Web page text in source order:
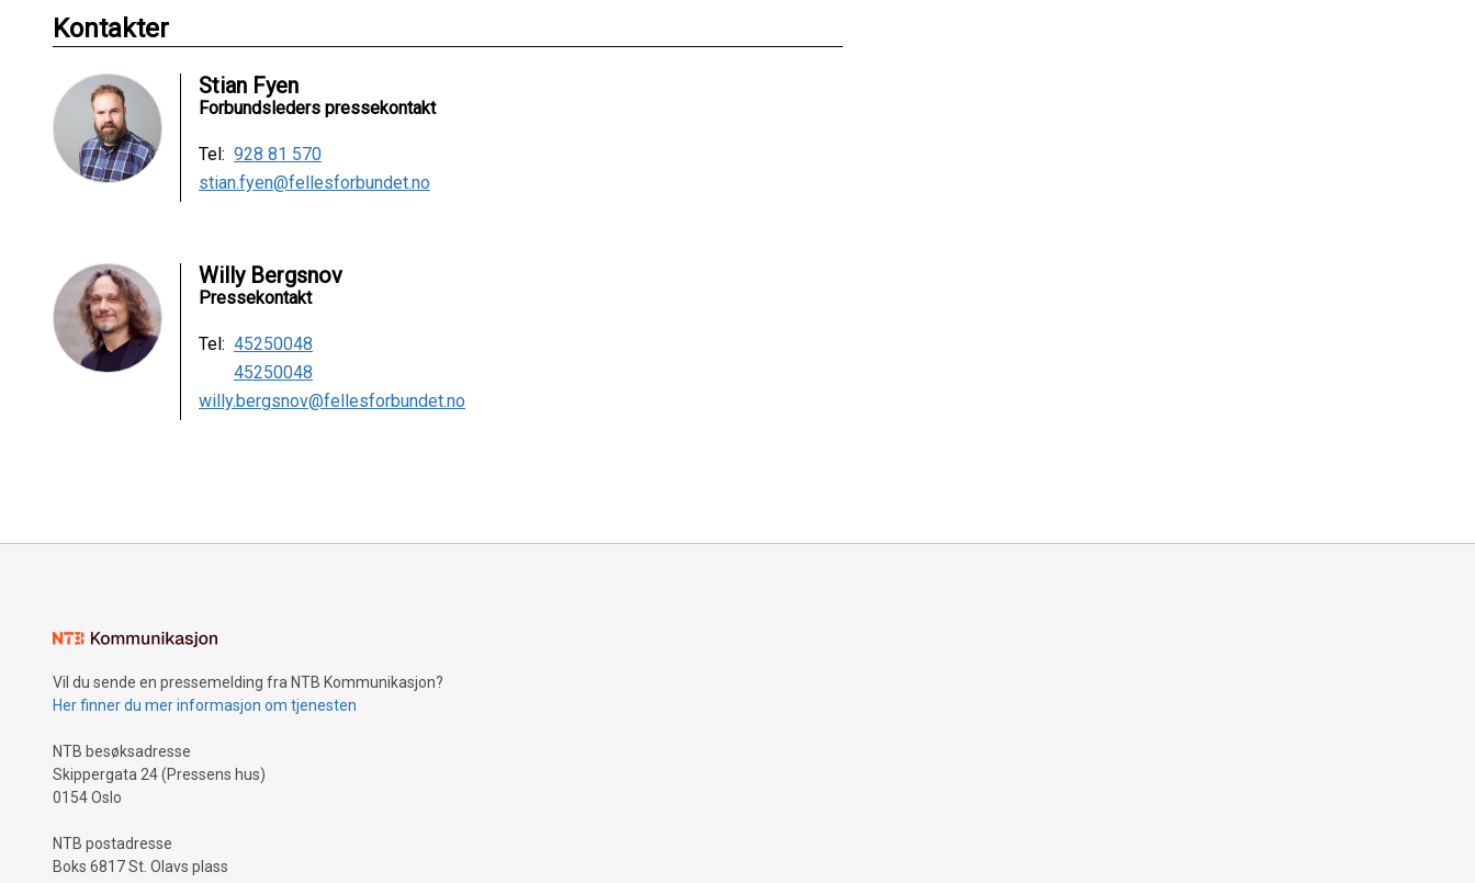
Kontakter
Stian Fyen
Forbundsleders pressekontakt
Tel: 928 81 570
stian.fyen@fellesforbundet.no
Willy Bergsnov
Pressekontakt
Tel: 45250048
45250048
willy.bergsnov@fellesforbundet.no
Vil du sende en pressemelding fra NTB Kommunikasjon?
Her finner du mer informasjon om tjenesten
NTB besøksadresse
Skippergata 24 (Pressens hus)
0154 Oslo
NTB postadresse
Boks 6817 St. Olavs plass